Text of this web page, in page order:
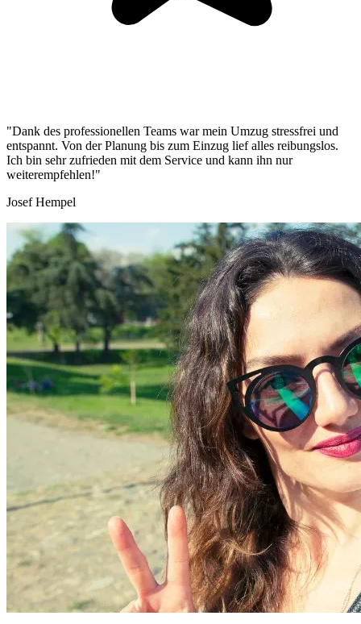
"Dank des professionellen Teams war mein Umzug stressfrei und
entspannt. Von der Planung bis zum Einzug lief alles reibungslos.
Ich bin sehr zufrieden mit dem Service und kann ihn nur
weiterempfehlen!"
Josef Hempel